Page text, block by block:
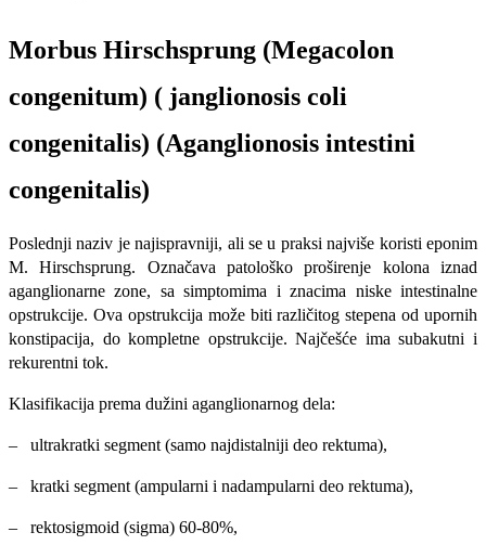
Morbus Hirschsprung (Megacolon
congenitum) ( janglionosis coli
congenitalis) (Aganglionosis intestini
congenitalis)
Poslednji naziv je najispravniji, ali se u praksi najviše koristi eponim
M. Hirschsprung. Označava patološko proširenje kolona iznad
aganglionarne zone, sa simptomima i znacima niske intestinalne
opstrukcije. Ova opstrukcija može biti različitog stepena od upornih
konstipacija, do kompletne opstrukcije. Najčešće ima subakutni i
rekurentni tok.
Klasifikacija prema dužini aganglionarnog dela:
– ultrakratki segment (samo najdistalniji deo rektuma),
– kratki segment (ampularni i nadampularni deo rektuma),
– rektosigmoid (sigma) 60-80%,